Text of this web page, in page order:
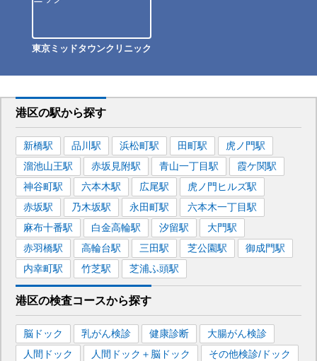
東京ミッドタウンクリニック
港区の駅から探す
新橋駅 品川 駅 浜松町駅 田町駅 虎ノ門駅
溜池山王駅 赤坂見附駅 青山一丁目駅 霞ケ関駅
神谷町駅 六本木駅 広尾駅 虎ノ門ヒルズ駅
赤坂駅 乃木坂駅 永田町駅 六本木一丁目駅
麻布十番駅 白金高輪駅 汐留駅 大門駅
赤羽橋駅 高輪台駅 三田駅 芝公園駅 御成門駅
内幸町駅 竹芝駅 芝浦ふ頭駅
港区の検査コースから探す
脳ドック 乳がん検診 健康診断
大腸がん検診
人間ドック
人間ドック＋脳ドック
その他検診/ドック